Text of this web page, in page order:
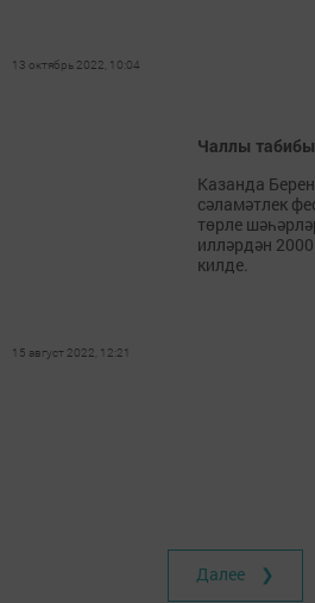
13 октябрь 2022, 10:04
Чаллы
Казанда
сәламәтлек
төрле
илләрдән
килде.
15 август 2022, 12:21
Далее ❯